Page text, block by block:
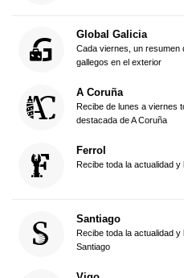
Global Galicia
Cada viernes, un resumen
gallegos en el exterior
A Coruña
Recibe de lunes a viernes
destacada de A Coruña
Ferrol
Recibe toda la actualidad
Santiago
Recibe toda la actualidad
Santiago